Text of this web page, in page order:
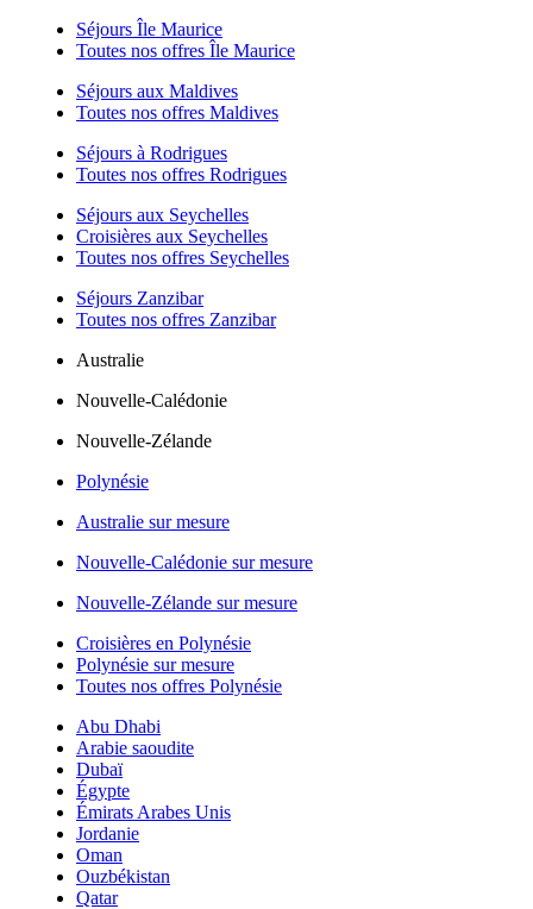
Séjours Île Maurice
Toutes nos offres Île Maurice
Séjours aux Maldives
Toutes nos offres Maldives
Séjours à Rodrigues
Toutes nos offres Rodrigues
Séjours aux Seychelles
Croisières aux Seychelles
Toutes nos offres Seychelles
Séjours Zanzibar
Toutes nos offres Zanzibar
Australie
Nouvelle-Calédonie
Nouvelle-Zélande
Polynésie
Australie sur mesure
Nouvelle-Calédonie sur mesure
Nouvelle-Zélande sur mesure
Croisières en Polynésie
Polynésie sur mesure
Toutes nos offres Polynésie
Abu Dhabi
Arabie saoudite
Dubaï
Égypte
Émirats Arabes Unis
Jordanie
Oman
Ouzbékistan
Qatar